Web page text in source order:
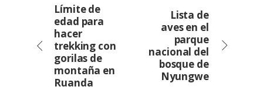
Límite de
edad para
hacer
trekking con
gorilas de
montaña en
Ruanda
Lista de
aves en el
parque
nacional del
bosque de
Nyungwe